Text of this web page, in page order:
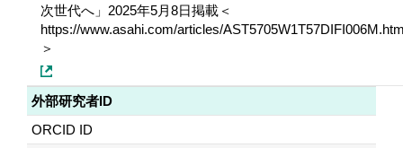
次世代へ」2025年5月8日掲載＜
https://www.asahi.com/articles/
＞
外部研究者ID
ORCID ID